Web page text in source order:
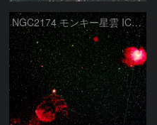
NGC2174 モンキー星雲 IC443 くらげ星雲 Ｍ35 散開星団 2026-2-12